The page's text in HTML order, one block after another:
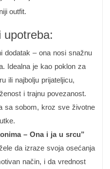
outfit.
upotreba:
dodatak – ona nosi snažnu
Idealna je kao poklon za
ili najbolju prijateljicu,
i trajnu povezanost.
sa sobom, kroz sve životne
– Ona i ja u srcu”
da izraze svoja osećanja
način, i da vrednost